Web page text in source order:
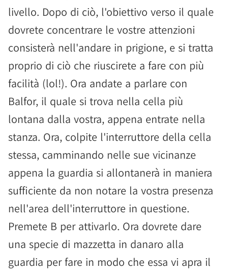
livello. Dopo di ciò, l'obiettivo verso il quale
dovrete concentrare le vostre attenzioni
consisterà nell'andare in prigione, e si tratta
proprio di ciò che riuscirete a fare con più
facilità (lol!). Ora andate a parlare con
Balfor, il quale si trova nella cella più
lontana dalla vostra, appena entrate nella
stanza. Ora, colpite l'interruttore della cella
stessa, camminando nelle sue vicinanze
appena la guardia si allontanerà in maniera
sufficiente da non notare la vostra presenza
nell'area dell'interruttore in questione.
Premete B per attivarlo. Ora dovrete dare
una specie di mazzetta in danaro alla
guardia per fare in modo che essa vi apra il